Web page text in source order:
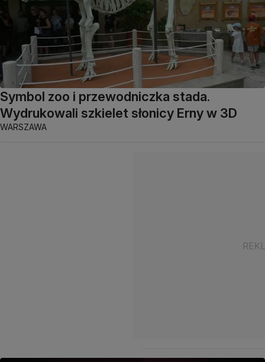
Symbol zoo i przewodniczka stada.
Wydrukowali szkielet słonicy Erny w 3D
WARSZAWA